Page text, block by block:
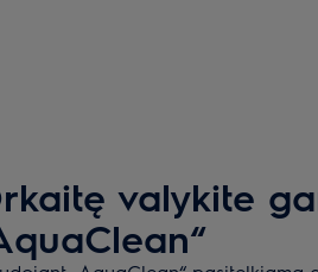
valykite